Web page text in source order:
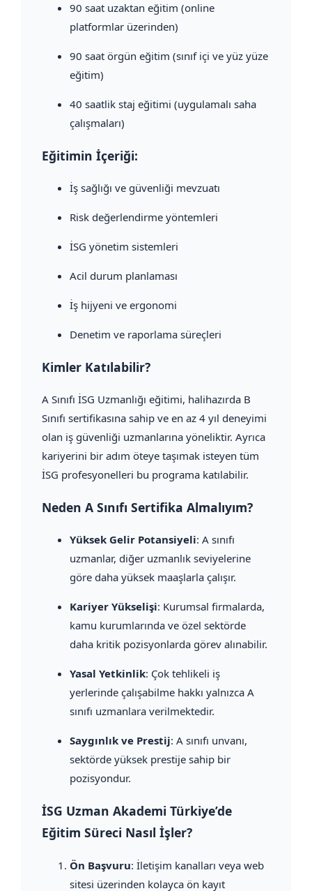
90 saat uzaktan eğitim (online
platformlar üzerinden)
90 saat örgün eğitim (sınıf içi ve yüz yüze
eğitim)
40 saatlik staj eğitimi (uygulamalı saha
çalışmaları)
Eğitimin İçeriği:
İş sağlığı ve güvenliği mevzuatı
Risk değerlendirme yöntemleri
İSG yönetim sistemleri
Acil durum planlaması
İş hijyeni ve ergonomi
Denetim ve raporlama süreçleri
Kimler Katılabilir?
A Sınıfı İSG Uzmanlığı eğitimi, halihazırda B
Sınıfı sertifikasına sahip ve en az 4 yıl deneyimi
olan iş güvenliği uzmanlarına yöneliktir. Ayrıca
kariyerini bir adım öteye taşımak isteyen tüm
İSG profesyonelleri bu programa katılabilir.
Neden A Sınıfı Sertifika Almalıyım?
Yüksek Gelir Potansiyeli: A sınıfı
uzmanlar, diğer uzmanlık seviyelerine
göre daha yüksek maaşlarla çalışır.
Kariyer Yükselişi: Kurumsal firmalarda,
kamu kurumlarında ve özel sektörde
daha kritik pozisyonlarda görev alınabilir.
Yasal Yetkinlik: Çok tehlikeli iş
yerlerinde çalışabilme hakkı yalnızca A
sınıfı uzmanlara verilmektedir.
Saygınlık ve Prestij: A sınıfı unvanı,
sektörde yüksek prestije sahip bir
pozisyondur.
İSG Uzman Akademi Türkiye’de
Eğitim Süreci Nasıl İşler?
Ön Başvuru: İletişim kanalları veya web
sitesi üzerinden kolayca ön kayıt